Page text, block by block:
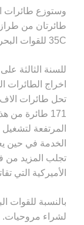
وستوزع طائرات الاف 35 من
طائرتان من طراز
35C للقوات
للسنة الثالثة
اخراج الطائرات
171 طائرة من
المرتفعة
الخدمة في حين
تجلب المزيد
الأميركية التي